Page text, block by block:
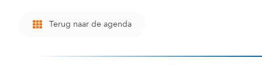
Terug naar de agenda